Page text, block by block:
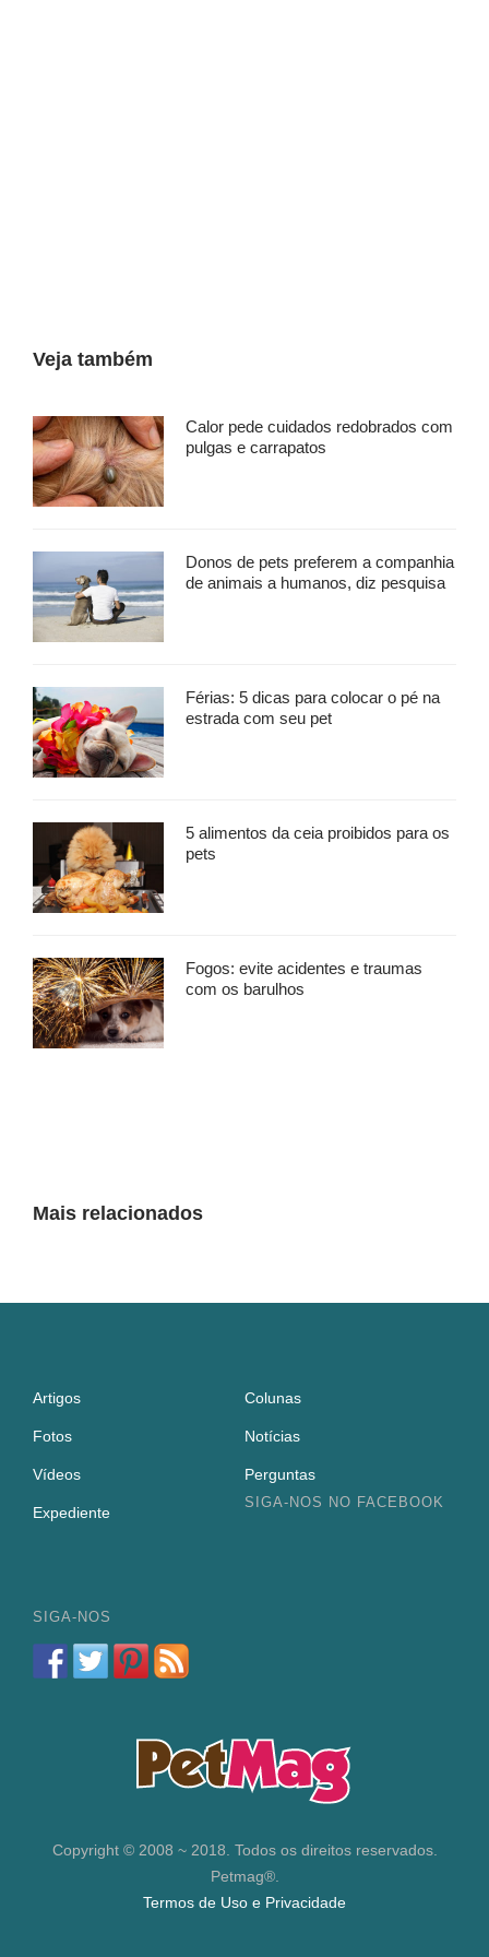
Veja também
Calor pede cuidados redobrados com
pulgas e carrapatos
Donos de pets preferem a companhia
de animais a humanos, diz pesquisa
Férias: 5 dicas para colocar o pé na
estrada com seu pet
5 alimentos da ceia proibidos para os
pets
Fogos: evite acidentes e traumas
com os barulhos
Mais relacionados
Artigos Colunas
Fotos Notícias
Vídeos Perguntas
Expediente
SIGA-NOS NO FACEBOOK
SIGA-NOS
Copyright © 2008 ~ 2018. Todos os direitos reservados.
Petmag®.
Termos de Uso e Privacidade